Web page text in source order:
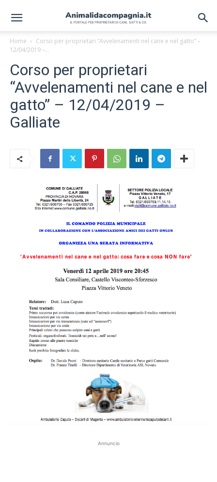
Home
Corso per proprietari “Avvelenamenti nel cane e nel gatto” –
12/04/2019 –...
Corso per proprietari
“Avvelenamenti nel cane e nel
gatto” – 12/04/2019 –
Galliate
Annuncio